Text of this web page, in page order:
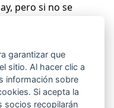
pero si no se
aprender de su
su país Uruguay
sin darse cuenta.
disfrutar de muy
son; Asado,
garantizar que
sitio. Al hacer clic a
información sobre
Si acepta la
socios recopilarán